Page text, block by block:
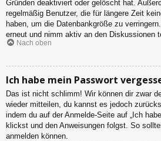
Gründen deaktiviert oder gelöscht hat.
regelmäßig Benutzer, die für längere Zeit
haben, um die Datenbankgröße zu
erneut und nimm aktiv an den Diskussionen
Nach oben
Ich habe mein Passwort
Das ist nicht schlimm! Wir können dir zwar
wieder mitteilen, du kannst es jedoch
indem du auf der Anmelde-Seite auf „Ich
klickst und den Anweisungen folgst. So
anmelden können.